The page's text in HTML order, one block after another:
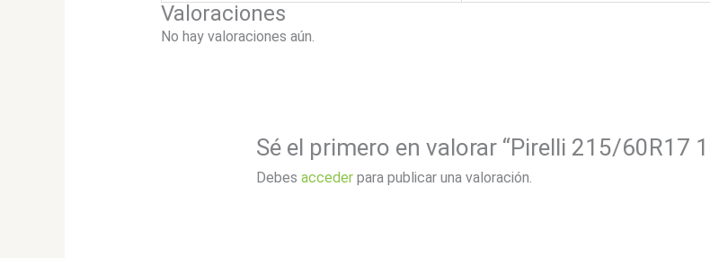
Valoraciones
No hay valoraciones aún.
Sé el primero en valorar “Pirelli 215/60R17
Debesacceder para publicar una valoración.